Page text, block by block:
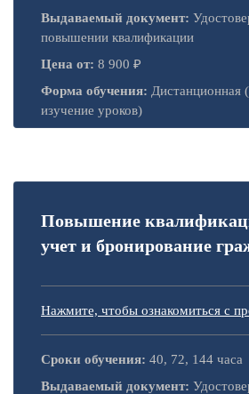
Выдаваемый документ:
повышении квалификации
Цена от: 8 900 ₽
Форма обучения: Дистанционная
изучение уроков)
Повышение
учет и бронирование
Нажмите, чтобы ознакомиться с
Сроки обучения: 40, 72, 144 часа
Выдаваемый документ: